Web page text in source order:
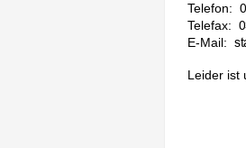
Telefon:
Telefax:
E-Mail:
Leider ist